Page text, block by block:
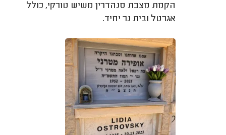
הקמת מצבת סנהדרין משיש טורקי, כולל
אגרטל ובית נר יחיד.